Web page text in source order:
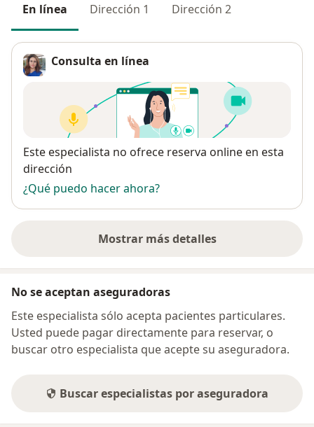
En línea Dirección 1 Dirección 2
Consulta en línea
Disponibilidad
Este especialista no ofrece reserva online en esta
dirección
¿Qué puedo hacer ahora?
Mostrar más detalles
sobre la dirección
No se aceptan aseguradoras
Este especialista sólo acepta pacientes particulares.
Usted puede pagar directamente para reservar, o
buscar otro especialista que acepte su aseguradora.
Buscar especialistas por aseguradora